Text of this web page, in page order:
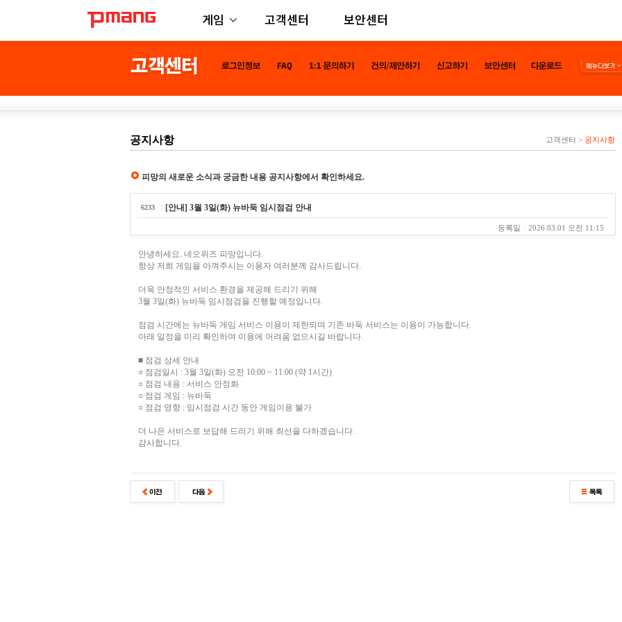
게임 고객센터 보안센터
공지사항 고객센터 > 공지사항
피망의 새로운 소식과 궁금한 내용 공지사항에서 확인하세요.
6233 [안내] 3월 3일(화) 뉴바둑 임시점검 안내
등록일 2026.03.01 오전 11:15
안녕하세요. 네오위즈 피망입니다.
항상 저희 게임을 아껴주시는 이용자 여러분께 감사드립니다.
더욱 안정적인 서비스 환경을 제공해 드리기 위해
3월 3일(화) 뉴바둑 임시점검을 진행할 예정입니다.
점검 시간에는 뉴바둑 게임 서비스 이용이 제한되며 기존 바둑 서비스는 이용이 가능합니다.
아래 일정을 미리 확인하여 이용에 어려움 없으시길 바랍니다.
■ 점검 상세 안내
○ 점검일시 : 3월 3일(화) 오전 10:00 ~ 11:00 (약 1시간)
○ 점검 내용 : 서비스 안정화
○ 점검 게임 : 뉴바둑
○ 점검 영향 : 임시점검 시간 동안 게임이용 불가
더 나은 서비스로 보답해 드리기 위해 최선을 다하겠습니다.
감사합니다.